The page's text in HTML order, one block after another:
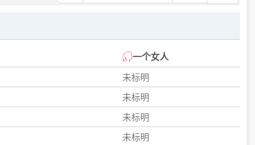
一个女人
未标明
未标明
未标明
未标明